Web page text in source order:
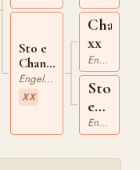
Sto e
Changeling
xx
Engelskt Fullblod
XX
xx
xx
Engelskt Fullblod
Sto
e
Cade
Engelskt Fullblod